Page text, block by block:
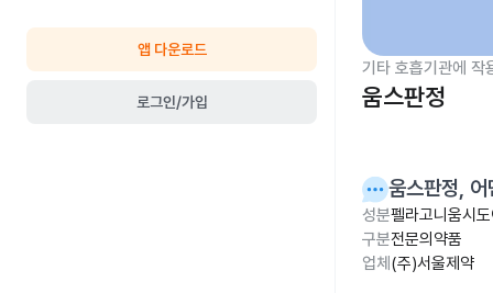
앱 다운로드
로그인/가입
기타 호흡기관에 작
움스판정
움스판정, 어
성분펠라고니움시
구분전문의약품
업체 (주)서울제약